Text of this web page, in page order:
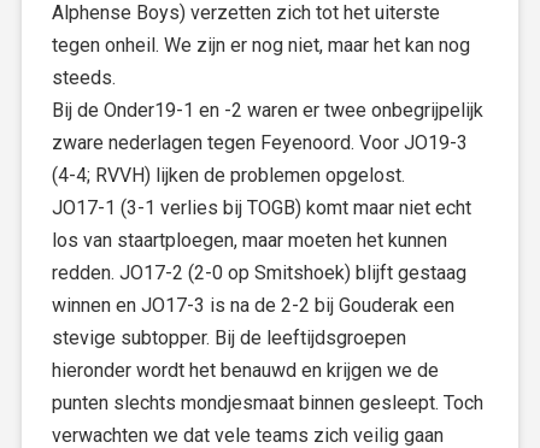
Alphense Boys) verzetten zich tot het uiterste
tegen onheil. We zijn er nog niet, maar het kan nog
steeds.
Bij de Onder19-1 en -2 waren er twee onbegrijpelijk
zware nederlagen tegen Feyenoord. Voor JO19-3
(4-4; RVVH) lijken de problemen opgelost.
JO17-1 (3-1 verlies bij TOGB) komt maar niet echt
los van staartploegen, maar moeten het kunnen
redden. JO17-2 (2-0 op Smitshoek) blijft gestaag
winnen en JO17-3 is na de 2-2 bij Gouderak een
stevige subtopper. Bij de leeftijdsgroepen
hieronder wordt het benauwd en krijgen we de
punten slechts mondjesmaat binnen gesleept. Toch
verwachten we dat vele teams zich veilig gaan